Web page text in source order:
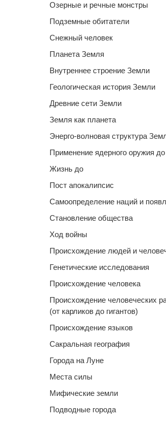
Озерные и речные монстры
Подземные обитатели
Снежный человек
Планета Земля
Внутреннее строение Земли
Геологическая история Земли
Древние сети Земли
Земля как планета
Энерго-волновая структура
Применение ядерного оружия до
Жизнь до
Пост апокалипсис
Самоопределение наций и
Становление общества
Ход войны
Происхождение людей и
Генетические исследования
Происхождение человека
Происхождение человеческих
(от карликов до гигантов)
Происхождение языков
Сакральная география
Города на Луне
Места силы
Мифические земли
Подводные города